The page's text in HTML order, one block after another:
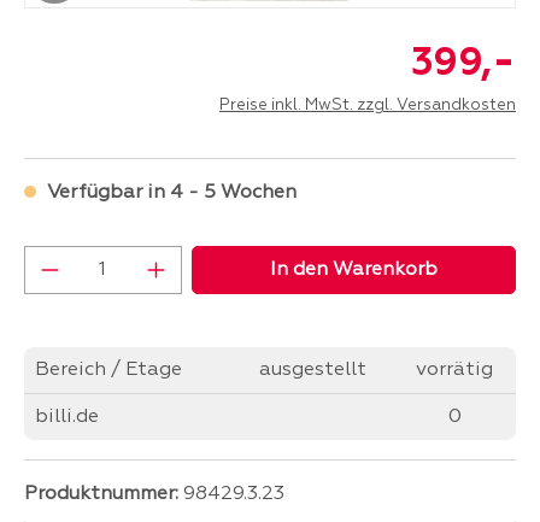
399,-
Preise inkl. MwSt. zzgl. Versandkosten
Verfügbar in 4 - 5 Wochen
Produkt Anzahl: Gib den gewünschten
In den Warenkorb
Bereich / Etage ausgestellt vorrätig
billi.de 0
Produktnummer: 98429.3.23